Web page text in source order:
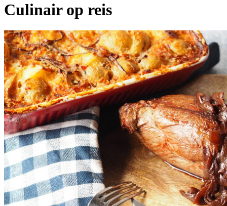
Culinair op reis